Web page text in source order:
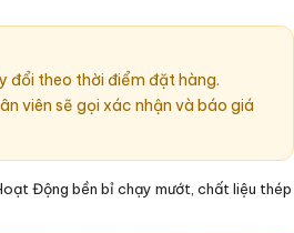
đổi theo thời điểm đặt hàng.
viên sẽ gọi xác nhận và báo giá
Động bền bỉ chạy mướt, chất liệu thép